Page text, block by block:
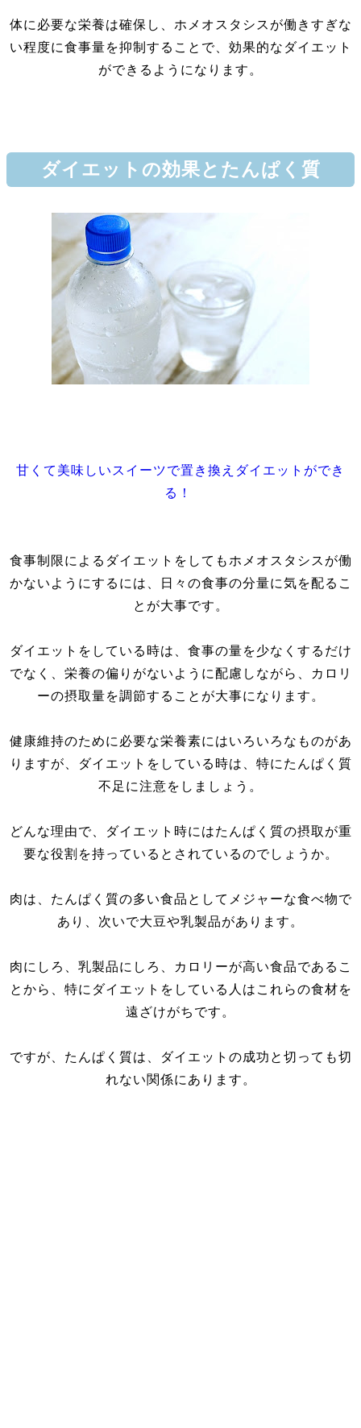
体に必要な栄養は確保し、ホメオスタシスが働きすぎな
い程度に食事量を抑制することで、効果的なダイエット
ができるようになります。
ダイエットの効果とたんぱく質
甘くて美味しいスイーツで置き換えダイエットができ
る！
食事制限によるダイエットをしてもホメオスタシスが働
かないようにするには、日々の食事の分量に気を配るこ
とが大事です。
ダイエットをしている時は、食事の量を少なくするだけ
でなく、栄養の偏りがないように配慮しながら、カロリ
ーの摂取量を調節することが大事になります。
健康維持のために必要な栄養素にはいろいろなものがあ
りますが、ダイエットをしている時は、特にたんぱく質
不足に注意をしましょう。
どんな理由で、ダイエット時にはたんぱく質の摂取が重
要な役割を持っているとされているのでしょうか。
肉は、たんぱく質の多い食品としてメジャーな食べ物で
あり、次いで大豆や乳製品があります。
肉にしろ、乳製品にしろ、カロリーが高い食品であるこ
とから、特にダイエットをしている人はこれらの食材を
遠ざけがちです。
ですが、たんぱく質は、ダイエットの成功と切っても切
れない関係にあります。